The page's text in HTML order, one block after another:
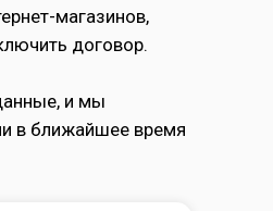
магазинов,
договор.
и мы
в ближайшее время